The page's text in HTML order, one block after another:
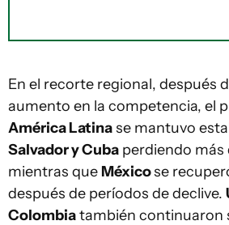
En el recorte regional, después
aumento en la competencia, el
América Latinase mantuvo
Salvador y Cuba perdiendo más
mientras que Méxicose
después de períodos de declive.
Colombiatambién continuaron